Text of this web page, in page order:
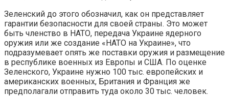
Зеленский до этого обозначил, как он представляет
гарантии безопасности для своей страны. Это может
быть членство в НАТО, передача Украине ядерного
оружия или же создание «НАТО на Украине», что
подразумевает опять же поставки оружия и размещение
в республике военных из Европы и США. По оценке
Зеленского, Украине нужно 100 тыс. европейских и
американских военных, Британия и Франция же
предполагали отправить туда около 30 тыс. человек.